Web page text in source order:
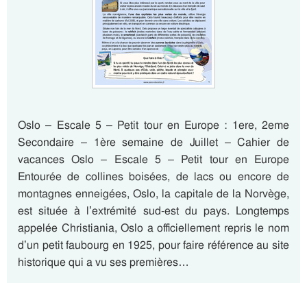
Oslo – Escale 5 – Petit tour en Europe : 1ere, 2eme
Secondaire – 1ère semaine de Juillet – Cahier de
vacances Oslo – Escale 5 – Petit tour en Europe
Entourée de collines boisées, de lacs ou encore de
montagnes enneigées, Oslo, la capitale de la Norvège,
est située à l’extrémité sud-est du pays. Longtemps
appelée Christiania, Oslo a officiellement repris le nom
d’un petit faubourg en 1925, pour faire référence au site
historique qui a vu ses premières…